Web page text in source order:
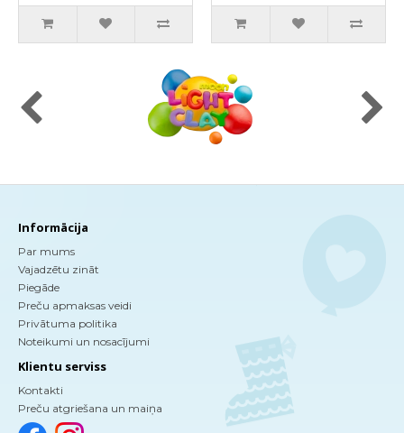
Informācija
Par mums
Vajadzētu zināt
Piegāde
Preču apmaksas veidi
Privātuma politika
Noteikumi un nosacījumi
Klientu serviss
Kontakti
Preču atgriešana un maiņa